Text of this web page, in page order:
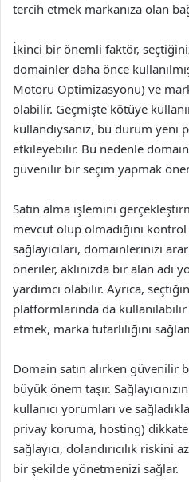
tercih etmek markanıza olan
İkinci bir önemli faktör,
domainler daha önce
Motoru Optimizasyonu) ve
olabilir. Geçmişte kötüye
kullandıysanız, bu durum yeni
etkileyebilir. Bu nedenle
güvenilir bir seçim yapmak
Satın alma işlemini
mevcut olup olmadığını
sağlayıcıları, domainlerinizi
öneriler, aklınızda bir alan adı
yardımcı olabilir. Ayrıca,
platformlarında da
etmek, marka tutarlılığını
Domain satın alırken güvenilir
büyük önem taşır.
kullanıcı yorumları ve
privay koruma, hosting) dikkate
sağlayıcı, dolandırıcılık riskini
bir şekilde yönetmenizi sağlar.